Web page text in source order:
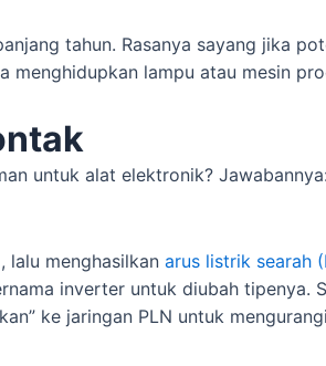
tahun. Rasanya sayang jika
menghidupkan lampu atau mesin
untuk alat elektronik?
lalu menghasilkan arus listrik searah
inverter untuk diubah tipenya.
ke jaringan PLN untuk